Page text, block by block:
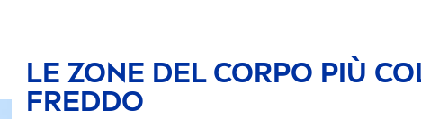
LE ZONE DEL CORPO PIÙ
FREDDO